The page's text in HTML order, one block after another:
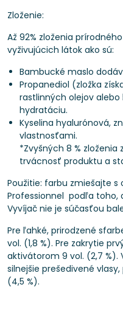
Zloženie:
Až 92% zloženia
vyživujúcich látok ako sú:
Bambucké maslo
Propanediol (zložka
rastlinných olejov
hydratáciu.
Kyselina hyalurónová,
vlastnosťami.
*Zvyšných 8 %
trvácnosť produktu a
Použitie: farbu zmiešajte
Professionnel podľa toho,
Vyvíjač nie je súčasťou
Pre ľahké, prirodzené
vol. (1,8 %). Pre zakrytie
aktivátorom 9 vol. (2,7
silnejšie prešedivené
(4,5 %).